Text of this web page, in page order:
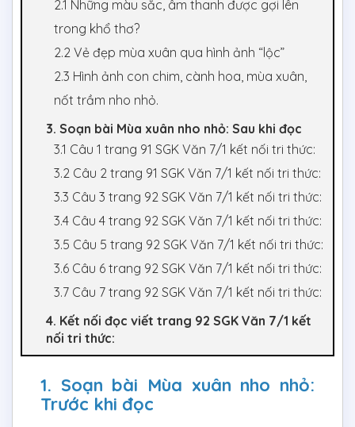
2.1 Những màu sắc, âm thanh được gợi lên
trong khổ thơ?
2.2 Vẻ đẹp mùa xuân qua hình ảnh “lộc”
2.3 Hình ảnh con chim, cành hoa, mùa xuân,
nốt trầm nho nhỏ.
3. Soạn bài Mùa xuân nho nhỏ: Sau khi đọc
3.1 Câu 1 trang 91 SGK Văn 7/1 kết nối tri thức:
3.2 Câu 2 trang 91 SGK Văn 7/1 kết nối tri thức:
3.3 Câu 3 trang 92 SGK Văn 7/1 kết nối tri thức:
3.4 Câu 4 trang 92 SGK Văn 7/1 kết nối tri thức:
3.5 Câu 5 trang 92 SGK Văn 7/1 kết nối tri thức:
3.6 Câu 6 trang 92 SGK Văn 7/1 kết nối tri thức:
3.7 Câu 7 trang 92 SGK Văn 7/1 kết nối tri thức:
4. Kết nối đọc viết trang 92 SGK Văn 7/1 kết
nối tri thức:
1. Soạn bài Mùa xuân nho nhỏ:
Trước khi đọc